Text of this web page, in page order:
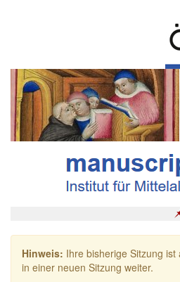
Hinweis: Ihre bisherige Sitzung
in einer neuen Sitzung weiter.